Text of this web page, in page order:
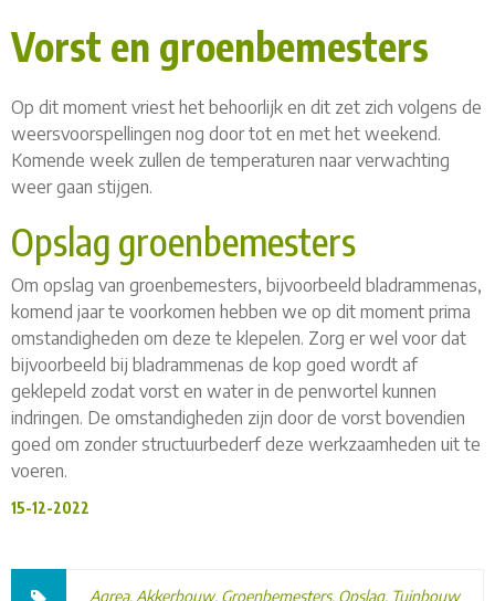
Vorst en groenbemesters
Op dit moment vriest het behoorlijk en dit zet zich volgens de
weersvoorspellingen nog door tot en met het weekend.
Komende week zullen de temperaturen naar verwachting
weer gaan stijgen.
Opslag groenbemesters
Om opslag van groenbemesters, bijvoorbeeld bladrammenas,
komend jaar te voorkomen hebben we op dit moment prima
omstandigheden om deze te klepelen. Zorg er wel voor dat
bijvoorbeeld bij bladrammenas de kop goed wordt af
geklepeld zodat vorst en water in de penwortel kunnen
indringen. De omstandigheden zijn door de vorst bovendien
goed om zonder structuurbederf deze werkzaamheden uit te
voeren.
15-12-2022
Agrea, Akkerbouw, Groenbemesters, Opslag, Tuinbouw